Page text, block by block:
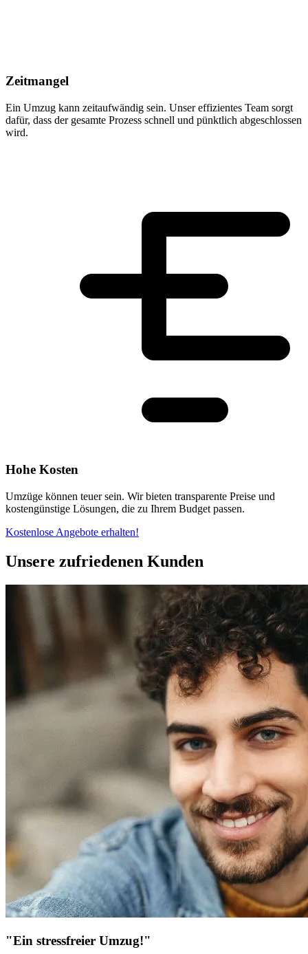
Zeitmangel
Ein Umzug kann zeitaufwändig sein. Unser effizientes Team sorgt
dafür, dass der gesamte Prozess schnell und pünktlich abgeschlossen
wird.
Hohe Kosten
Umzüge können teuer sein. Wir bieten transparente Preise und
kostengünstige Lösungen, die zu Ihrem Budget passen.
Kostenlose Angebote erhalten!
Unsere zufriedenen Kunden
"Ein stressfreier Umzug!"